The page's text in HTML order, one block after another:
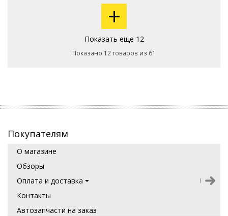
+
Показать еще 12
Показано 12 товаров из 61
Покупателям
О магазине
Обзоры
Оплата и доставка
Контакты
Автозапчасти на заказ